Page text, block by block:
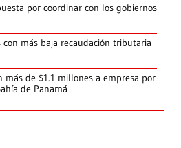
por coordinar con los gobiernos
con más baja recaudación tributaria
más de $1.1 millones a empresa por
de Panamá